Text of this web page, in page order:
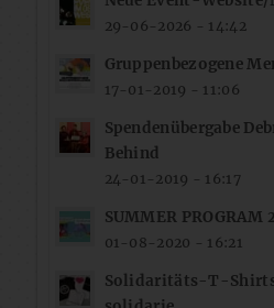
29-06-2026 - 14:42
Gruppenbezogene
17-01-2019 - 11:06
Spendenübergabe
Behind
24-01-2019 - 16:17
SUMMER PROGRAM
01-08-2020 - 16:21
Solidaritäts-T-